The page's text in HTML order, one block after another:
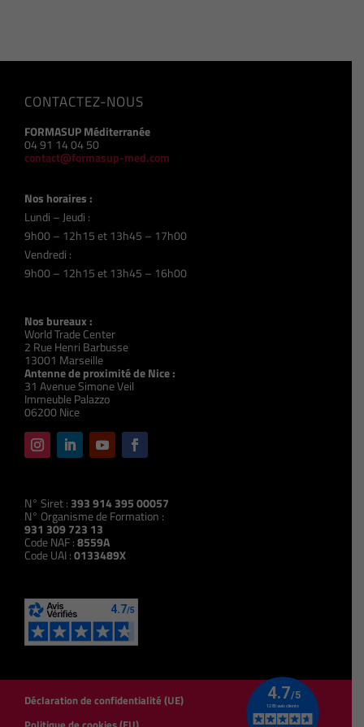
CONTACTEZ-NOUS
FORMASUP Méditerranée
04 91 14 04 50
contact@formasup-med.com
Nos horaires :
Lundi – Jeudi :
9h00 – 12h15 et 13h45 – 17h00
Vendredi :
9h00 – 12h15 et 13h45 – 16h00
Nos bureaux :
World Trade Center
2 Rue Henri Barbusse
13001 Marseille
Antenne de proximité de Nice :
31 Avenue Simone Veil
Immeuble Palazzo
06200 Nice
N° Siret : 393 914 395 00057
N° Organisme de Formation :
931 309 723 13
Code NAF :8559A
Code UAI :0133489X
Déclaration de confidentialité (UE)